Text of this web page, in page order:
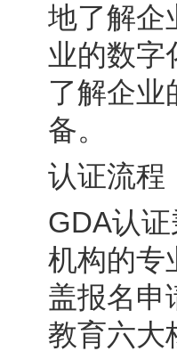
地了解企
业的数字
了解企业
备。
认证流程
GDA认
机构的专
盖报名申
教育六大